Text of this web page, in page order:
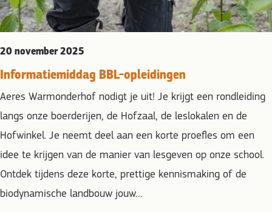
20 november 2025
Informatiemiddag BBL-opleidingen
Aeres Warmonderhof nodigt je uit! Je krijgt een rondleiding
langs onze boerderijen, de Hofzaal, de leslokalen en de
Hofwinkel. Je neemt deel aan een korte proefles om een
idee te krijgen van de manier van lesgeven op onze school.
Ontdek tijdens deze korte, prettige kennismaking of de
biodynamische landbouw jouw…